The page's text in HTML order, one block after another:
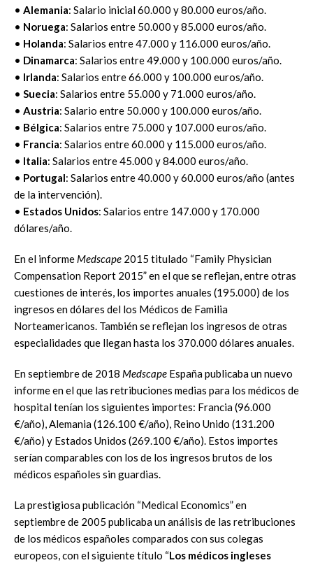
• Alemania: Salario inicial 60.000 y 80.000 euros/año.
• Noruega: Salarios entre 50.000 y 85.000 euros/año.
• Holanda: Salarios entre 47.000 y 116.000 euros/año.
• Dinamarca: Salarios entre 49.000 y 100.000 euros/año.
• Irlanda: Salarios entre 66.000 y 100.000 euros/año.
• Suecia: Salarios entre 55.000 y 71.000 euros/año.
• Austria: Salario entre 50.000 y 100.000 euros/año.
• Bélgica: Salarios entre 75.000 y 107.000 euros/año.
• Francia: Salarios entre 60.000 y 115.000 euros/año.
• Italia: Salarios entre 45.000 y 84.000 euros/año.
• Portugal: Salarios entre 40.000 y 60.000 euros/año (antes
de la intervención).
• Estados Unidos: Salarios entre 147.000 y 170.000
dólares/año.
En el informe Medscape 2015 titulado “Family Physician
Compensation Report 2015” en el que se reflejan, entre otras
cuestiones de interés, los importes anuales (195.000) de los
ingresos en dólares del los Médicos de Familia
Norteamericanos. También se reflejan los ingresos de otras
especialidades que llegan hasta los 370.000 dólares anuales.
En septiembre de 2018 Medscape España publicaba un nuevo
informe en el que las retribuciones medias para los médicos de
hospital tenían los siguientes importes: Francia (96.000
€/año), Alemania (126.100 €/año), Reino Unido (131.200
€/año) y Estados Unidos (269.100 €/año). Estos importes
serían comparables con los de los ingresos brutos de los
médicos españoles sin guardias.
La prestigiosa publicación “Medical Economics” en
septiembre de 2005 publicaba un análisis de las retribuciones
de los médicos españoles comparados con sus colegas
europeos, con el siguiente título “Los médicos ingleses